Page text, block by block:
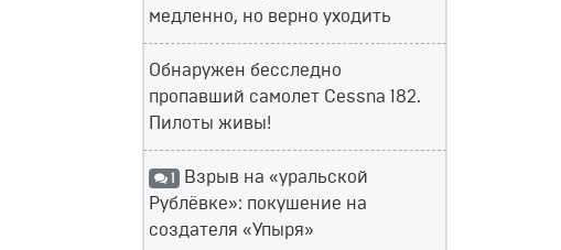
медленно, но верно уходить
Обнаружен бесследно
пропавший самолет Cessna 182.
Пилоты живы!
1 Взрыв на «уральской
Рублёвке»: покушение на
создателя «Упыря»